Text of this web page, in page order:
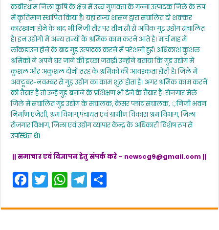
कबीरधाम जिला कृषि के क्षेत्र में उच्च गुणवत्ता के गन्ना उत्पादक जिले के रूप
में कृतिमान स्थापित किया है। यहां राज्य शासन द्वारा संचालित दो शक्कर
कारखाना होने के बाद भी निजी तौर पर तीन सौ से अधिक गुड़ उद्योग संचालित
है। इन उद्योगों में अन्य राज्यों के श्रमिक काम करने आते है। मार्च माह में
लॉकडाउन होने के बाद गुड़ उत्पादक करने में परेशनी हुई। अधिकाश कुशल
श्रमिकों ने अपने घर जाने की इच्छा जताई। उन्होने बताया कि गुड़ उद्योग में
कुशल और अकुशल दोनों तरह के श्रमिकों की आवश्कता होती है। जिले में
अक्टूबर-नवम्बर से गुड़ उद्योग का काम शुरू होता है। अगर श्रमिक काम करने
को तैयार है तो उन्हे गुड़ बनाने के प्रशिक्षण भी देने के तैयार है। रोजगार मेले
जिले में संचालित गुड़ उद्योग के संचालक, क्रेसर प्लांट संचालक, ़निजी भवन
निर्माण एंजेसी, श्रम विभाग,पंचायत एवं ग्रामीण विकास श्रम विभाग, जिला
रोजगार विभाग, जिला एवं उद्योग व्यापार केन्द्र के अधिकारी विशेष रूप से
उपस्थित थे।
|| समाचार एवं विज्ञापन हेतु संपर्क करे – newscg9@gmail.com ||
F
a
c
T
w
itt
W
h
a
T
el
e ar